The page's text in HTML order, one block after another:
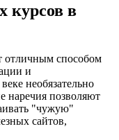
курсов в
отличным способом
и
необязательно
наречия позволяют
"чужую"
сайтов,